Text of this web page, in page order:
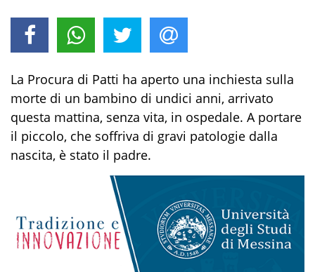
La Procura di Patti ha aperto una inchiesta sulla
morte di un bambino di undici anni, arrivato
questa mattina, senza vita, in ospedale. A portare
il piccolo, che soffriva di gravi patologie dalla
nascita, è stato il padre.